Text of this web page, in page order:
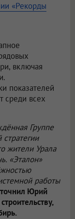
«Рекорды
включая
показателей
среди всех
Группе
жители Урала
«Эталон»
работы
Юрий